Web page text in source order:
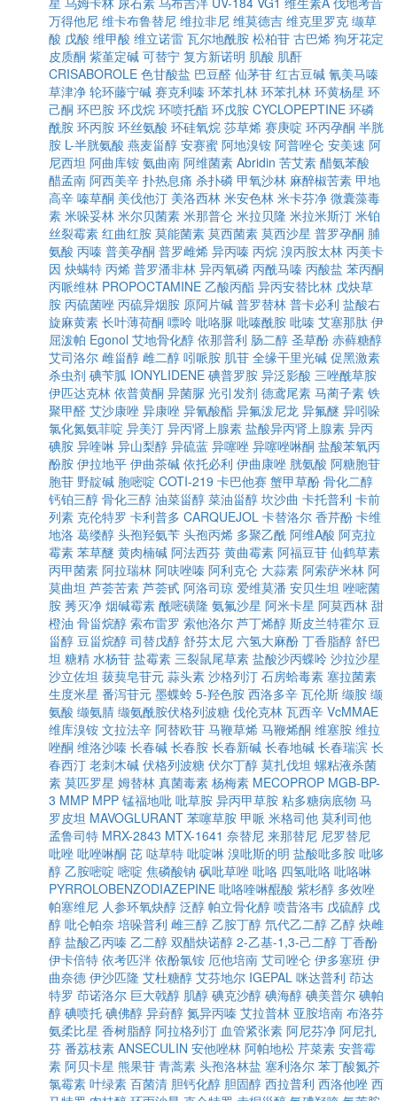
万得他尼 维卡布鲁替尼 维拉非尼 维莫德吉 维克里罗克 缬草
酸 戊酸 维甲酸 维立诺雷 瓦尔地酰胺 松柏苷 古巴烯 狗牙花定
皮质酮 紫堇定碱 可替宁 复方新诺明 肌酸 肌酐
CRISABOROLE 色甘酸盐 巴豆醛 仙茅苷 红古豆碱 氰美马嗪
草津净 轮环藤宁碱 赛克利嗪 环苯扎林 环苯扎林 环黄杨星 环
己酮 环巴胺 环戊烷 环喷托酯 环戊胺 CYCLOPEPTINE 环磷
酰胺 环丙胺 环丝氨酸 环硅氧烷 莎草烯 赛庚啶 环丙孕酮 半胱
胺 L-半胱氨酸 燕麦甾醇 安赛蜜 阿地溴铵 阿普唑仑 安美速 阿
尼西坦 阿曲库铵 氨曲南 阿维菌素 Abridin 苦艾素 醋氨苯酸
醋孟南 阿西美辛 扑热息痛 杀扑磷 甲氧沙林 麻醉椒苦素 甲地
高辛 嗪草酮 美伐他汀 美洛西林 米安色林 米卡芬净 微囊藻毒
素 米哚妥林 米尔贝菌素 米那普仑 米拉贝隆 米拉米斯汀 米铂
丝裂霉素 红曲红胺 莫能菌素 莫西菌素 莫西沙星 普罗孕酮 脯
氨酸 丙嗪 普美孕酮 普罗雌烯 异丙嗪 丙烷 溴丙胺太林 丙美卡
因 炔螨特 丙烯 普罗潘非林 异丙氧磷 丙酰马嗪 丙酸盐 苯丙酮
丙哌维林 PROPOCTAMINE 乙酸丙酯 异丙安替比林 戊炔草
胺 丙硫菌唑 丙硫异烟胺 原阿片碱 普罗替林 普卡必利 盐酸右
旋麻黄素 长叶薄荷酮 嘌呤 吡咯脲 吡嗪酰胺 吡嗪 艾塞那肽 伊
屈泼帕 Egonol 艾地骨化醇 依那普利 肠二醇 圣草酚 赤藓糖醇
艾司洛尔 雌甾醇 雌二醇 吲哌胺 肌苷 全缘干里光碱 促黑激素
杀虫剂 碘苄胍 IONYLIDENE 碘普罗胺 异泛影酸 三唑酰草胺
伊匹达克林 依普黄酮 异菌脲 光引发剂 德鸢尾素 马蔺子素 铁
聚甲醛 艾沙康唑 异康唑 异氰酸酯 异氟泼尼龙 异氟醚 异吲哚
氯化氮氨菲啶 异美汀 异丙肾上腺素 盐酸异丙肾上腺素 异丙
碘胺 异喹啉 异山梨醇 异硫蓝 异噻唑 异噻唑啉酮 盐酸苯氧丙
酚胺 伊拉地平 伊曲茶碱 依托必利 伊曲康唑 胱氨酸 阿糖胞苷
胞苷 野靛碱 胞嘧啶 COTI-219 卡巴他赛 蟹甲草酚 骨化二醇
钙铂三醇 骨化三醇 油菜甾醇 菜油甾醇 坎沙曲 卡托普利 卡前
列素 克伦特罗 卡利普多 CARQUEJOL 卡替洛尔 香芹酚 卡维
地洛 葛缕醇 头孢羟氨苄 头孢丙烯 多聚乙酰 阿维A酸 阿克拉
霉素 苯草醚 黄肉楠碱 阿法西芬 黄曲霉素 阿福豆苷 仙鹤草素
丙甲菌素 阿拉瑞林 阿呋唑嗪 阿利克仑 大蒜素 阿索萨米林 阿
莫曲坦 芦荟苦素 芦荟甙 阿洛司琼 爱维莫潘 安贝生坦 唑嘧菌
胺 莠灭净 烟碱霉素 酰嘧磺隆 氨氟沙星 阿米卡星 阿莫西林 甜
橙油 骨甾烷醇 索布雷罗 索他洛尔 芦丁烯醇 斯皮兰特霍尔 豆
甾醇 豆甾烷醇 司替戊醇 舒芬太尼 六氢大麻酚 丁香脂醇 舒巴
坦 糖精 水杨苷 盐霉素 三裂鼠尾草素 盐酸沙丙蝶呤 沙拉沙星
沙立佐坦 菝葜皂苷元 蒜头素 沙格列汀 石房蛤毒素 塞拉菌素
生度米星 番泻苷元 墨蝶蛉 5-羟色胺 西洛多辛 瓦伦斯 缬胺 缬
氨酸 缬氨腈 缬氨酰胺伏格列波糖 伐伦克林 瓦西辛 VcMMAE
维库溴铵 文拉法辛 阿替欧苷 马鞭草烯 马鞭烯酮 维塞胺 维拉
唑酮 维洛沙嗪 长春碱 长春胺 长春新碱 长春地碱 长春瑞滨 长
春西汀 老刺木碱 伏格列波糖 伏尔丁醇 莫扎伐坦 螺粘液杀菌
素 莫匹罗星 姆替林 真菌毒素 杨梅素 MECOPROP MGB-BP-
3 MMP MPP 锰福地吡 吡草胺 异丙甲草胺 粘多糖病底物 马
罗皮坦 MAVOGLURANT 苯噻草胺 甲哌 米格司他 莫利司他
孟鲁司特 MRX-2843 MTX-1641 奈替尼 来那替尼 尼罗替尼
吡唑 吡唑啉酮 芘 哒草特 吡啶啉 溴吡斯的明 盐酸吡多胺 吡哆
醇 乙胺嘧啶 嘧啶 焦磷酸钠 砜吡草唑 吡咯 四氢吡咯 吡咯啉
PYRROLOBENZODIAZEPINE 吡咯喹啉醌酸 紫杉醇 多效唑
帕塞维尼 人参环氧炔醇 泛醇 帕立骨化醇 喷昔洛韦 戊硫醇 戊
醇 吡仑帕奈 培哚普利 雌三醇 乙胺丁醇 氘代乙二醇 乙醇 炔雌
醇 盐酸乙丙嗪 乙二醇 双醋炔诺醇 2-乙基-1,3-己二醇 丁香酚
伊卡倍特 依考匹泮 依酚氯铵 厄他培南 艾司唑仑 伊多塞班 伊
曲奈德 伊沙匹隆 艾杜糖醇 艾芬地尔 IGEPAL 咪达普利 茚达
特罗 茚诺洛尔 巨大戟醇 肌醇 碘克沙醇 碘海醇 碘美普尔 碘帕
醇 碘喷托 碘佛醇 异葑醇 氮异丙嗪 艾拉普林 亚胺培南 布洛芬
氨柔比星 香树脂醇 阿拉格列汀 血管紧张素 阿尼芬净 阿尼扎
芬 番荔枝素 ANSECULIN 安他唑林 阿帕地松 芹菜素 安普霉
素 阿贝卡星 熊果苷 青蒿素 头孢洛林盐 塞利洛尔 苯丁酸氮芥
氯霉素 叶绿素 百菌清 胆钙化醇 胆固醇 西拉普利 西洛他唑 西